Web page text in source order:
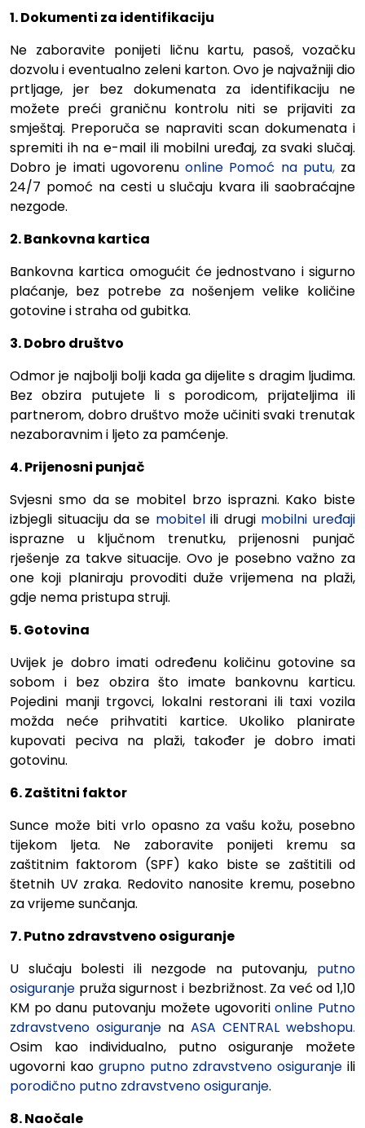
1. Dokumenti za identifikaciju
Ne zaboravite ponijeti ličnu kartu, pasoš, vozačku
dozvolu i eventualno zeleni karton. Ovo je najvažniji dio
prtljage, jer bez dokumenata za identifikaciju ne
možete preći graničnu kontrolu niti se prijaviti za
smještaj. Preporuča se napraviti scan dokumenata i
spremiti ih na e-mail ili mobilni uređaj, za svaki slučaj.
Dobro je imati ugovorenu online Pomoć na putu, za
24/7 pomoć na cesti u slučaju kvara ili saobraćajne
nezgode.
2. Bankovna kartica
Bankovna kartica omogućit će jednostvano i sigurno
plaćanje, bez potrebe za nošenjem velike količine
gotovine i straha od gubitka.
3. Dobro društvo
Odmor je najbolji bolji kada ga dijelite s dragim ljudima.
Bez obzira putujete li s porodicom, prijateljima ili
partnerom, dobro društvo može učiniti svaki trenutak
nezaboravnim i ljeto za pamćenje.
4. Prijenosni punjač
Svjesni smo da se mobitel brzo isprazni. Kako biste
izbjegli situaciju da se mobitel ili drugi mobilni uređaji
isprazne u ključnom trenutku, prijenosni punjač
rješenje za takve situacije. Ovo je posebno važno za
one koji planiraju provoditi duže vrijemena na plaži,
gdje nema pristupa struji.
5. Gotovina
Uvijek je dobro imati određenu količinu gotovine sa
sobom i bez obzira što imate bankovnu karticu.
Pojedini manji trgovci, lokalni restorani ili taxi vozila
možda neće prihvatiti kartice. Ukoliko planirate
kupovati peciva na plaži, također je dobro imati
gotovinu.
6. Zaštitni faktor
Sunce može biti vrlo opasno za vašu kožu, posebno
tijekom ljeta. Ne zaboravite ponijeti kremu sa
zaštitnim faktorom (SPF) kako biste se zaštitili od
štetnih UV zraka. Redovito nanosite kremu, posebno
za vrijeme sunčanja.
7. Putno zdravstveno osiguranje
U slučaju bolesti ili nezgode na putovanju, putno
osiguranje pruža sigurnost i bezbrižnost. Za već od 1,10
KM po danu putovanju možete ugovoriti online Putno
zdravstveno osiguranje na ASA CENTRAL webshopu.
Osim kao individualno, putno osiguranje možete
ugovorni kao grupno putno zdravstveno osiguranje ili
porodično putno zdravstveno osiguranje.
8. Naočale